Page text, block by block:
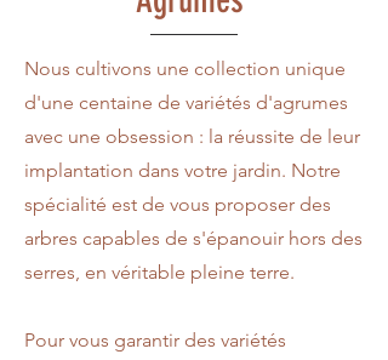
Nous cultivons une collection unique
d'une centaine de variétés d'agrumes
avec une obsession : la réussite de leur
implantation dans votre jardin. Notre
spécialité est de vous proposer des
arbres capables de s'épanouir hors des
serres, en véritable pleine terre.
Pour vous garantir des variétés